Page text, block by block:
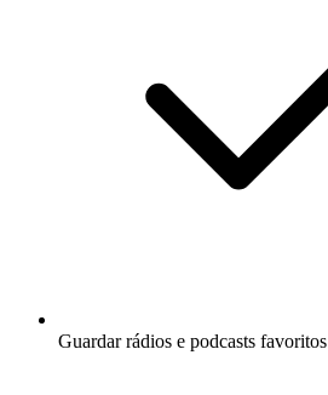
Guardar rádios e podcasts favoritos